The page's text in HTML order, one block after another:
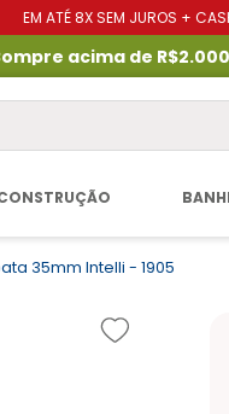
EM ATÉ 8X SEM JUROS +
acima de
35mm Intelli - 1905